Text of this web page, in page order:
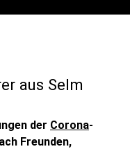
aus Selm
der Corona-
Freunden,